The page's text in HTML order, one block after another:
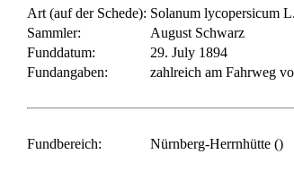
Art (auf der Schede): Solanum lycopersicum L.
Sammler:
August Schwarz
Funddatum:
29. July 1894
Fundangaben:
zahlreich am Fahrweg
Fundbereich: Nürnberg-Herrnhütte ()